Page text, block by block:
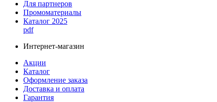
Для партнеров
Промоматериалы
Каталог 2025
pdf
Интернет-магазин
Акции
Каталог
Оформление заказа
Доставка и оплата
Гарантия